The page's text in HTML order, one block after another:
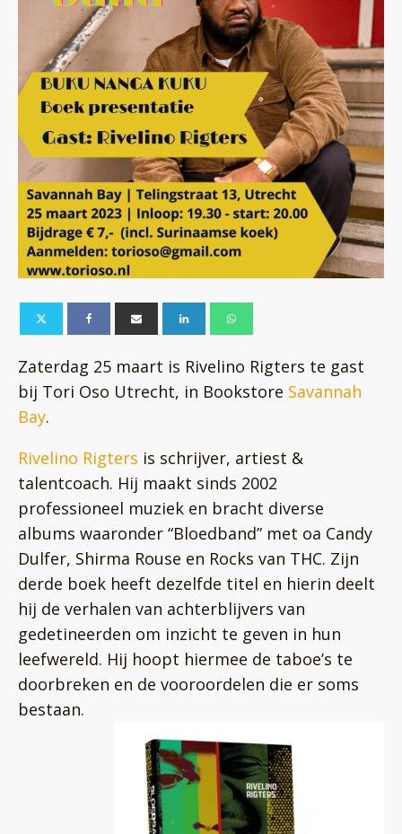
Zaterdag 25 maart is Rivelino Rigters te gast
bij Tori Oso Utrecht, in Bookstore Savannah
Bay.
Rivelino Rigters is schrijver, artiest &
talentcoach. Hij maakt sinds 2002
professioneel muziek en bracht diverse
albums waaronder “Bloedband” met oa Candy
Dulfer, Shirma Rouse en Rocks van THC. Zijn
derde boek heeft dezelfde titel en hierin deelt
hij de verhalen van achterblijvers van
gedetineerden om inzicht te geven in hun
leefwereld. Hij hoopt hiermee de taboe’s te
doorbreken en de vooroordelen die er soms
bestaan.